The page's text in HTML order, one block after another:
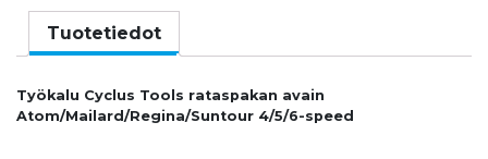
Tuotetiedot
Työkalu Cyclus Tools rataspakan avain
Atom/Mailard/Regina/Suntour 4/5/6-speed